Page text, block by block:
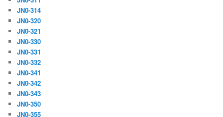
JN0-314
JN0-320
JN0-321
JN0-330
JN0-331
JN0-332
JN0-341
JN0-342
JN0-343
JN0-350
JN0-355